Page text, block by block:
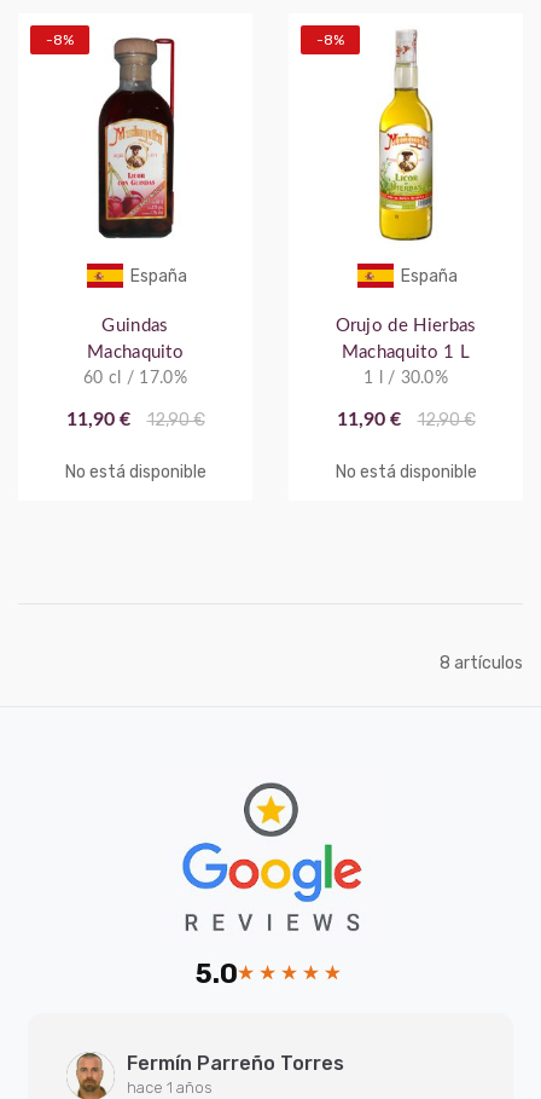
España
-8%
Guindas
Machaquito
60 cl / 17.0%
11,90 € 12,90 €
No está disponible
España
-8%
Orujo de Hierbas
Machaquito 1 L
1 l / 30.0%
11,90 € 12,90 €
No está disponible
8 artículos
5.0
Fermín Parreño Torres
hace 1 años